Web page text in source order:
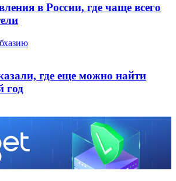
в России, где чаще всего
где еще можно найти
год